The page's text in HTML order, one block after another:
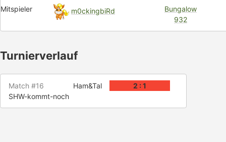
Mitspieler m0ckingbiRd
Bungalow
932
Turnierverlauf
Match #16 Ham&Tal
2 : 1
SHW-kommt-noch